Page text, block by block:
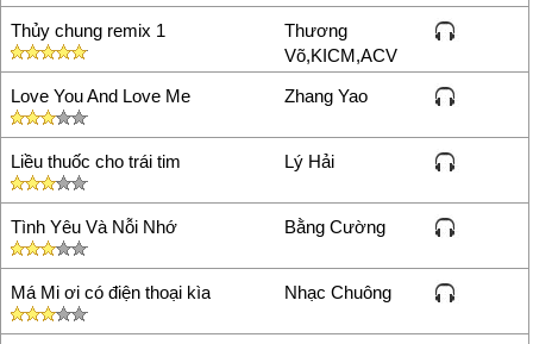
qua hay
Trần Biên Cương
25/07/13
11:28
Không tải được làm nhạc chờ
bạn nào biết đây là bài gì
không nhi?
Mountain30/07/13 17:02
Binh tkuong tkui.
quen anh em khong lam duoc
Thủy chung remix 1
Thương
Võ,KICM,ACV
Love You And Love Me
Zhang Yao
Liều thuốc cho trái tim Lý Hải
Tình Yêu Và Nỗi Nhớ Bằng Cường
Má Mi ơi có điện thoại kìa Nhạc Chuông